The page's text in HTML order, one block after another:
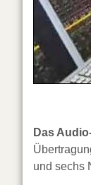
Das
und sechs